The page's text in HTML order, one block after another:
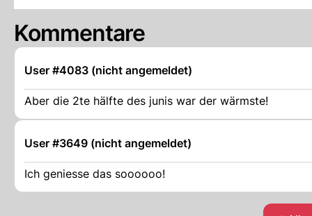
Kommentare
User #4083 (nicht angemeldet)
Aber die 2te hälfte des junis war der wärmste!
User #3649 (nicht angemeldet)
Ich geniesse das soooooo!